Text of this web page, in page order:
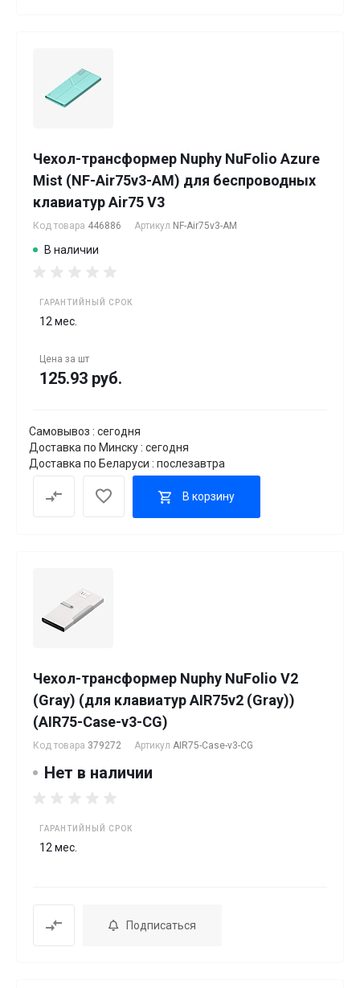
Чехол-трансформер Nuphy NuFolio Azure
Mist (NF-Air75v3-AM) для беспроводных
клавиатур Air75 V3
Код товара 446886 Артикул NF-Air75v3-AM
В наличии
ГАРАНТИЙНЫЙ СРОК
12 мес.
Цена за шт
125.93 руб.
Самовывоз : сегодня
Доставка по Минску : сегодня
Доставка по Беларуси : послезавтра
В корзину
Чехол-трансформер Nuphy NuFolio V2
(Gray) (для клавиатур AIR75v2 (Gray))
(AIR75-Case-v3-CG)
Код товара 379272 Артикул AIR75-Case-v3-CG
Нет в наличии
ГАРАНТИЙНЫЙ СРОК
12 мес.
Подписаться